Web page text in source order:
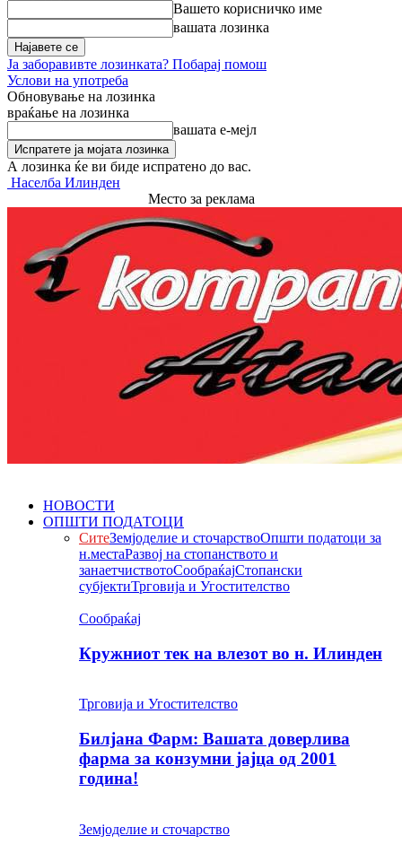
Вашето корисничко име
вашата лозинка
Ја заборавивте лозинката? Побарај помош
Услови на употреба
Обновување на лозинка
враќање на лозинка
вашата е-мејл
А лозинка ќе ви биде испратено до вас.
Населба Илинден
Место за реклама
НОВОСТИ
ОПШТИ ПОДАТОЦИ
СитеЗемјоделие и сточарствоОпшти податоци за
н.местаРазвој на стопанството и
занаетчиствотоСообраќајСтопански
субјектиТрговија и Угостителство
Сообраќај
Кружниот тек на влезот во н. Илинден
Трговија и Угостителство
Билјана Фарм: Вашата доверлива
фарма за конзумни јајца од 2001
година!
Земјоделие и сточарство